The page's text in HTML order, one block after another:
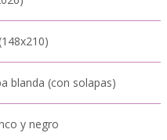
blanda (con solapas)
y negro